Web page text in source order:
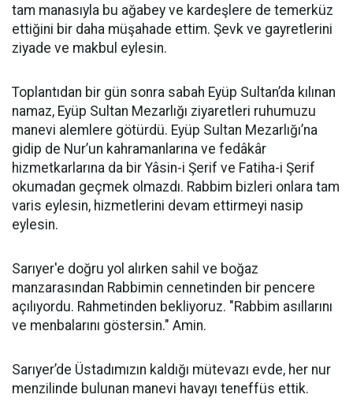
tam manasıyla bu ağabey ve kardeşlere de temerküz
ettiğini bir daha müşahade ettim. Şevk ve gayretlerini
ziyade ve makbul eylesin.
Toplantıdan bir gün sonra sabah Eyüp Sultan’da kılınan
namaz, Eyüp Sultan Mezarlığı ziyaretleri ruhumuzu
manevi alemlere götürdü. Eyüp Sultan Mezarlığı’na
gidip de Nur’un kahramanlarına ve fedâkâr
hizmetkarlarına da bir Yâsin-i Şerif ve Fatiha-i Şerif
okumadan geçmek olmazdı. Rabbim bizleri onlara tam
varis eylesin, hizmetlerini devam ettirmeyi nasip
eylesin.
Sarıyer'e doğru yol alırken sahil ve boğaz
manzarasından Rabbimin cennetinden bir pencere
açılıyordu. Rahmetinden bekliyoruz. "Rabbim asıllarını
ve menbalarını göstersin." Amin.
Sarıyer’de Üstadımızın kaldığı mütevazı evde, her nur
menzilinde bulunan manevi havayı teneffüs ettik.